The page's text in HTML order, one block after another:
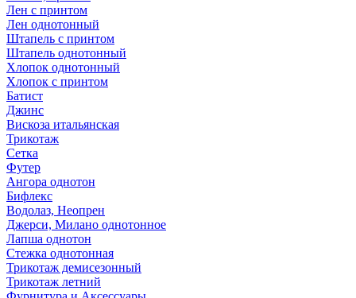
Лен с принтом
Лен однотонный
Штапель с принтом
Штапель однотонный
Хлопок однотонный
Хлопок с принтом
Батист
Джинс
Вискоза итальянская
Трикотаж
Сетка
Футер
Ангора однотон
Бифлекс
Водолаз, Неопрен
Джерси, Милано однотонное
Лапша однотон
Стежка однотонная
Трикотаж демисезонный
Трикотаж летний